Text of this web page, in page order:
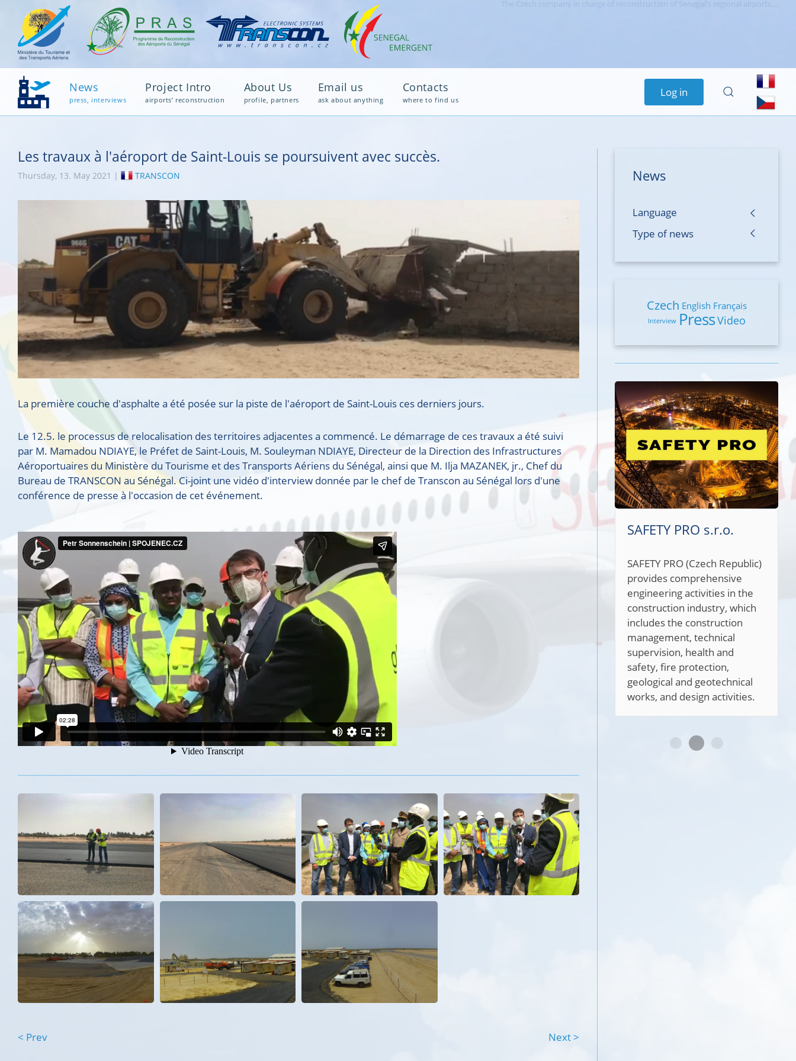
News
press, interviews
Project Intro
airports’ reconstruction
About Us
profile, partners
Email us
ask about anything
Contacts
where to find us
Log in
Les travaux à l'aéroport de Saint-Louis se poursuivent avec succès.
Thursday, 13. May 2021 | TRANSCON
La première couche d'asphalte a été posée sur la piste de l'aéroport de Saint-Louis ces derniers jours.
Le 12.5. le processus de relocalisation des territoires adjacentes a commencé. Le démarrage de ces travaux a été suivi
par M. Mamadou NDIAYE, le Préfet de Saint-Louis, M. Souleyman NDIAYE, Directeur de la Direction des Infrastructures
Aéroportuaires du Ministère du Tourisme et des Transports Aériens du Sénégal, ainsi que M. Ilja MAZANEK, jr., Chef du
Bureau de TRANSCON au Sénégal. Ci-joint une vidéo d'interview donnée par le chef de Transcon au Sénégal lors d'une
conférence de presse à l'occasion de cet événement.
< Prev Next >
News
Language
Type of news
Czech English Français
Interview PressVideo
SAFETY PRO s.r.o.
SAFETY PRO (Czech Republic)
provides comprehensive
engineering activities in the
construction industry, which
includes the construction
management, technical
supervision, health and
safety, fire protection,
geological and geotechnical
works, and design activities.